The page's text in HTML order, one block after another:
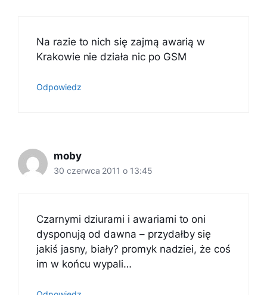
Na razie to nich się zajmą awarią w
Krakowie nie działa nic po GSM
Odpowiedz
moby
30 czerwca 2011 o 13:45
Czarnymi dziurami i awariami to oni
dysponują od dawna – przydałby się
jakiś jasny, biały? promyk nadziei, że coś
im w końcu wypali…